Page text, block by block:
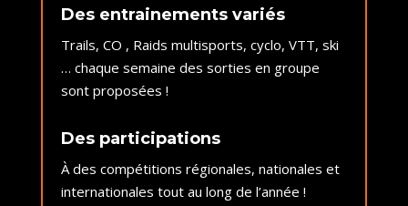
Des entrainements variés
Trails, CO , Raids multisports, cyclo, VTT, ski
… chaque semaine des sorties en groupe
sont proposées !
Des participations
À des compétitions régionales, nationales et
internationales tout au long de l’année !